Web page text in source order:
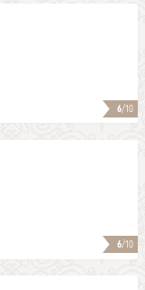
6/10
6/10